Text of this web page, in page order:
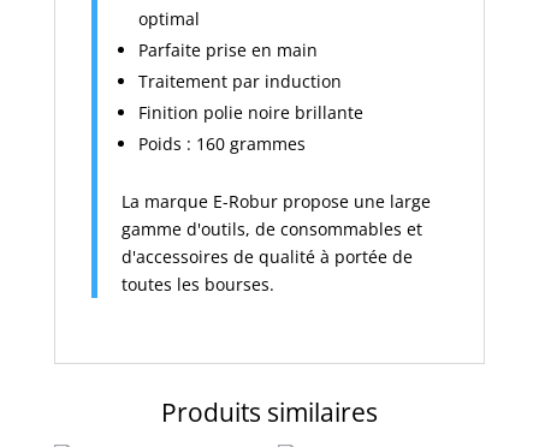
optimal
Parfaite prise en main
Traitement par induction
Finition polie noire brillante
Poids : 160 grammes
La marque E-Robur propose une large
gamme d'outils, de consommables et
d'accessoires de qualité à portée de
toutes les bourses.
Produits similaires